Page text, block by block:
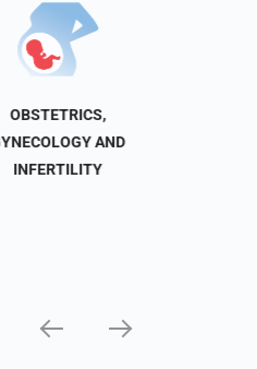
OBSTETRICS,
AND
INFERTILITY